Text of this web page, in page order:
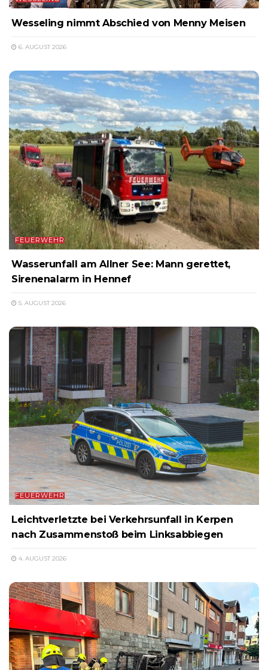
Wesseling nimmt Abschied von Menny Meisen
6. AUGUST 2026
FEUERWEHR
Wasserunfall am Allner See: Mann gerettet,
Sirenenalarm in Hennef
5. AUGUST 2026
FEUERWEHR
Leichtverletzte bei Verkehrsunfall in Kerpen
nach Zusammenstoß beim Linksabbiegen
4. AUGUST 2026